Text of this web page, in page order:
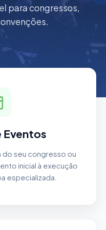
para congressos,
Eventos
seu congresso ou
inicial à execução
especializada.